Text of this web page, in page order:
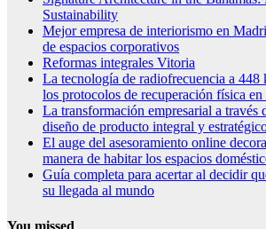
Sustainability
Mejor empresa de interiorismo en
de espacios corporativos
Reformas integrales Vitoria
La tecnología de radiofrecuencia a 448
los protocolos de recuperación física en
La transformación empresarial a través
diseño de producto integral y
El auge del asesoramiento online
manera de habitar los espacios
Guía completa para acertar al decidir
su llegada al mundo
You missed